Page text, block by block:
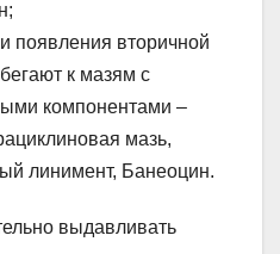
появления вторичной
к мазям с
компонентами –
мазь,
линимент, Банеоцин.